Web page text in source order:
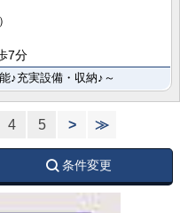
7分
♪充実設備・収納♪～
4 5 > ≫
条件変更